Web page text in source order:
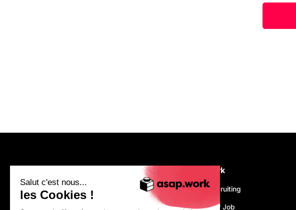
Salut c'est nous...
les Cookies !
asap.work
We are recruiting
Make Your Job